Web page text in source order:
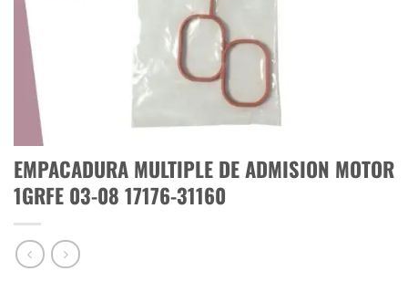
EMPACADURA MULTIPLE DE ADMISION MOTOR
1GRFE 03-08 17176-31160